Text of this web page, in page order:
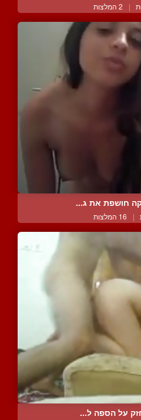
| 2 המלצות
חושפת את ג...
| 16 המלצות
על הספה ל...